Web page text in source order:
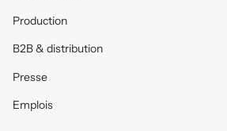
Production
B2B & distribution
Presse
Emplois